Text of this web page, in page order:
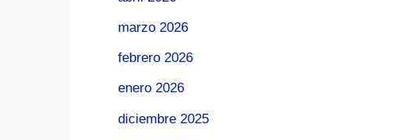
marzo 2026
febrero 2026
enero 2026
diciembre 2025